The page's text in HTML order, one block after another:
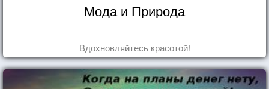
Мода и Природа
Вдохновляйтесь красотой!